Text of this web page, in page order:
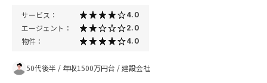
サービス： 4.0
エージェント： 2.0
物件： 4.0
50代後半 / 年収1500万円台 /建設会社